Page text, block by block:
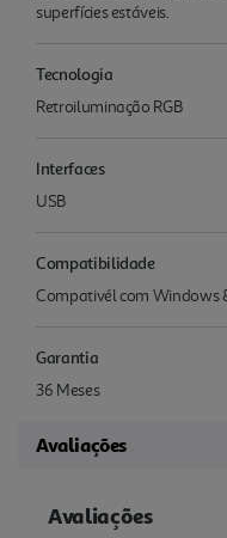
superfícies estáveis.
Tecnologia
Retroiluminação RGB
Interfaces
USB
Compatibilidade
Compativél com Windows
Garantia
36 Meses
Avaliações